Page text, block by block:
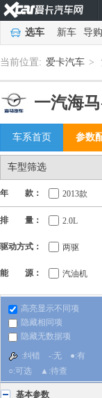
选车 新车 导购
当前位置: 爱卡汽车 >
一汽海
车系首页 参数
车型筛选
年 款： 2013款
排 量： 2.0L
驱动方式： 两驱
能 源： 汽油机
高亮显示不同项
隐藏相同项
隐藏无数据项
:纠错 -:无 ●:有
○:可选 ▲:待查
基本参数